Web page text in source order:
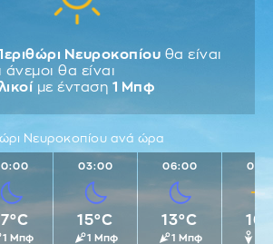
Νευροκοπίου θα είναι
άνεμοι θα είναι
με ένταση 1 Μπφ
Νευροκοπίου ανά ώρα
1 Μπφ
03:00
15°C
1 Μπφ
06:00
13°C
1 Μπφ